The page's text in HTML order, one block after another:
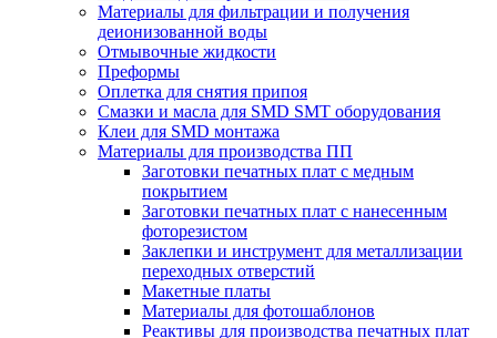
Материалы для фильтрации и получения
деионизованной воды
Отмывочные жидкости
Преформы
Оплетка для снятия припоя
Смазки и масла для SMD SMT оборудования
Клеи для SMD монтажа
Материалы для производства ПП
Заготовки печатных плат с медным
покрытием
Заготовки печатных плат с нанесенным
фоторезистом
Заклепки и инструмент для металлизации
переходных отверстий
Макетные платы
Материалы для фотошаблонов
Реактивы для производства печатных плат